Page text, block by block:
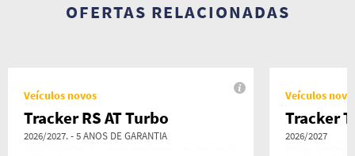
OFERTAS RELACIONADAS
Veículos novos
Tracker RS AT Turbo
2026/2027. - 5 ANOS DE GARANTIA
Veículos
Tracker
2026/2027